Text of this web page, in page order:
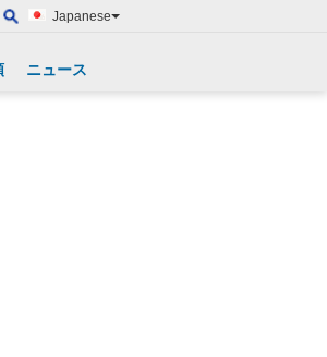
Japanese
ニュース